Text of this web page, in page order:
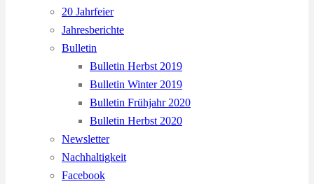
20 Jahrfeier
Jahresberichte
Bulletin
Bulletin Herbst 2019
Bulletin Winter 2019
Bulletin Frühjahr 2020
Bulletin Herbst 2020
Newsletter
Nachhaltigkeit
Facebook